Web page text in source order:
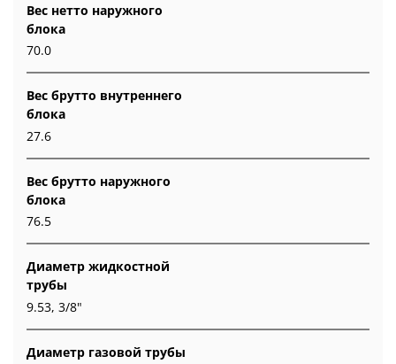
Вес нетто наружного
блока
70.0
Вес брутто внутреннего
блока
27.6
Вес брутто наружного
блока
76.5
Диаметр жидкостной
трубы
9.53, 3/8"
Диаметр газовой трубы